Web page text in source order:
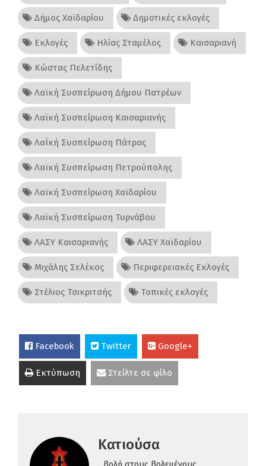
Δήμος Χαϊδαρίου Δημοτικές εκλογές
Εκλογές Ηλίας Σταμέλος Καισαριανή
Κώστας Πελετίδης
Λαϊκή Συσπείρωση Δήμου Πατρέων
Λαϊκή Συσπείρωση Καισαριανής
ΛαΪκή Συσπείρωση Πάτρας
Λαϊκή Συσπείρωση Πετρούπολης
Λαϊκή Συσπείρωση Χαϊδαρίου
Λαϊκή Συσπείρωση Τυρνάβου
ΛΑΣΥ Καισαριανής ΛΑΣΥ Χαϊδαρίου
Μιχάλης Σελέκος Περιφερειακές Εκλογές
Στέλιος Τσικριτσής Τοπικές εκλογές
Facebook Twitter Google+
Εκτύπωση Στείλτε σε φίλο
Κατιούσα